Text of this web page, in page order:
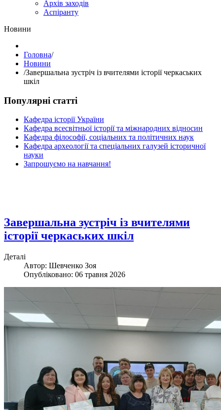
Архів заходів
Аспіранту
Hовини
Головна/
Hовини
/Завершальна зустріч із вчителями історії черкаських
шкіл
Популярні статті
Кафедра історії України
Кафедра всесвітньої історії та міжнародних відносин
Кафедра філософії, соціальних та політичних наук
Кафедра археології та спеціальних галузей історичної
науки
Запрошуємо на навчання!
Завершальна зустріч із вчителями
історії черкаських шкіл
Деталі
Автор: Шевченко Зоя
Опубліковано: 06 травня 2026